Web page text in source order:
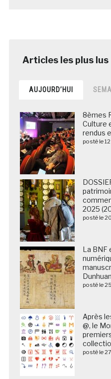
AUJOURD’HUI
8èmes
Culture
rendus
posté le
2025
posté le
La BNF
posté le
Après
@, le
posté le